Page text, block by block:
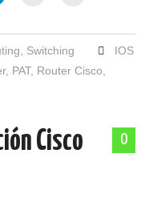
Switching
IOS
, PAT, Router Cisco
0
Cisco